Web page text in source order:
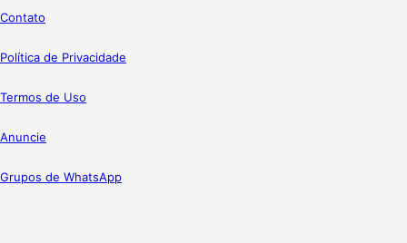
Contato
Política de Privacidade
Termos de Uso
Anuncie
Grupos de WhatsApp